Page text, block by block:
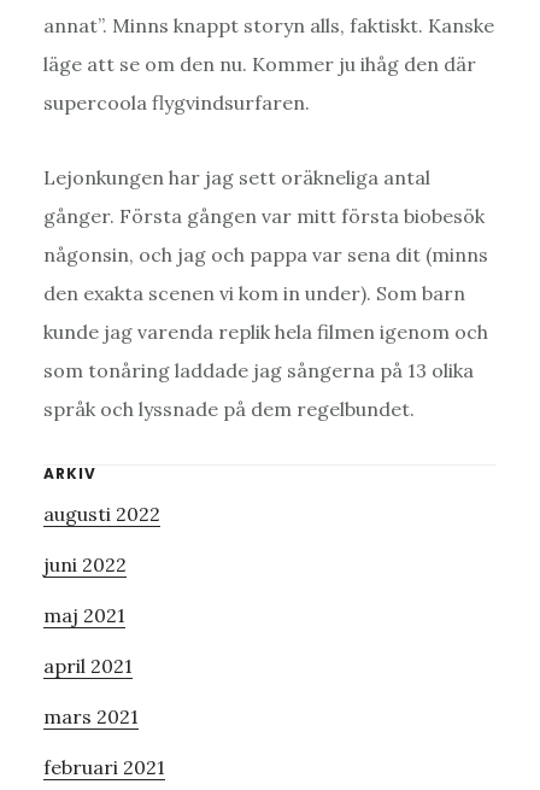
annat”. Minns knappt storyn alls, faktiskt. Kanske
läge att se om den nu. Kommer ju ihåg den där
supercoola flygvindsurfaren.
Lejonkungen har jag sett oräkneliga antal
gånger. Första gången var mitt första biobesök
någonsin, och jag och pappa var sena dit (minns
den exakta scenen vi kom in under). Som barn
kunde jag varenda replik hela filmen igenom och
som tonåring laddade jag sångerna på 13 olika
språk och lyssnade på dem regelbundet.
Primärt
sidofält
ARKIV
augusti 2022
juni 2022
maj 2021
april 2021
mars 2021
februari 2021